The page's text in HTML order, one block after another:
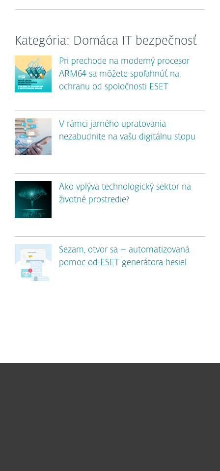
Kategória: Domáca IT bezpečnosť
Pri prechode na moderný procesor
ARM64 sa môžete spoľahnúť na
ochranu od spoločnosti ESET
V rámci jarného upratovania
nezabudnite na vašu digitálnu stopu
Ako vplýva technologický sektor na
životné prostredie?
Sezam, otvor sa – automatizovaná
pomoc od ESET generátora hesiel